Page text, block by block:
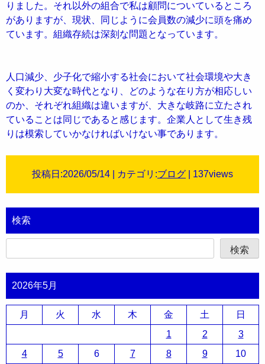
りました。それ以外の組合で私は顧問についているところ
がありますが、現状、同じように会員数の減少に頭を痛め
ています。組織存続は深刻な問題となっています。
人口減少、少子化で縮小する社会において社会環境や大き
く変わり大変な時代となり、どのような在り方が相応しい
のか、それぞれ組織は違いますが、大きな岐路に立たされ
ていることは同じであると感じます。企業人として生き残
りは模索していかなければいけない事であります。
投稿日:2026/05/14 | カテゴリ:ブログ | 137views
検索
検索
2026年5月
月 火 水 木 金 土
日
1
2
3
4
5 6 7 8 9
10